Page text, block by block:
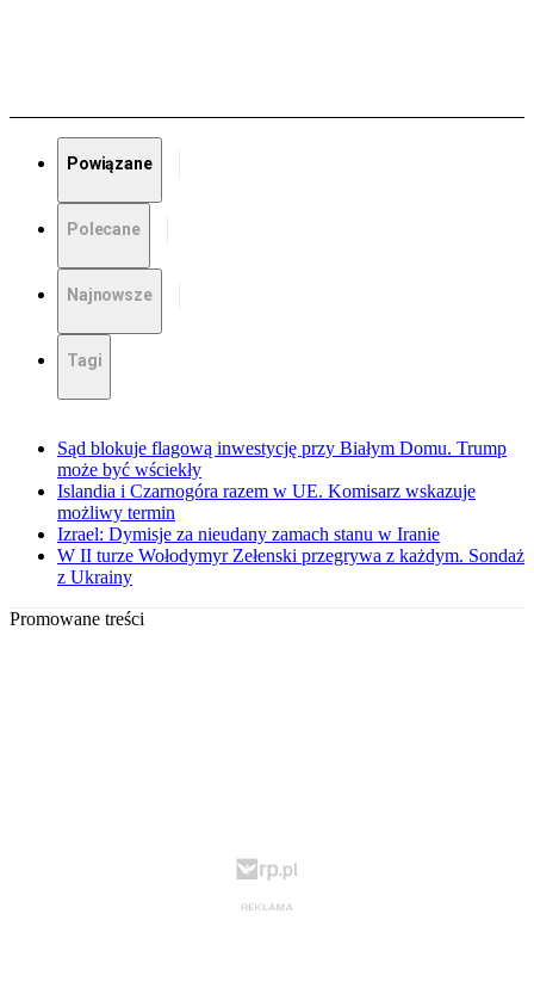
Powiązane
Polecane
Najnowsze
Tagi
Sąd blokuje flagową inwestycję przy Białym Domu. Trump
może być wściekły
Islandia i Czarnogóra razem w UE. Komisarz wskazuje
możliwy termin
Izrael: Dymisje za nieudany zamach stanu w Iranie
W II turze Wołodymyr Zełenski przegrywa z każdym. Sondaż
z Ukrainy
Promowane treści